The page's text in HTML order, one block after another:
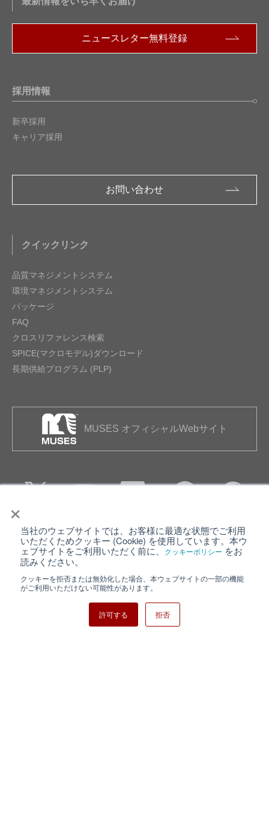
×
当社のウェブサイトでは、お客様に最適な状態でご利用
いただくためクッキー (Cookie) を使用しています。本ウ
ェブサイトをご利用いただく前に、
クッキーポリシー をお
読みください。
クッキーを拒否または無効化した場合、本ウェブサイトの一部の機能
がご利用いただけない可能性があります。
許可する 拒否
ニュースレター無料登録
採用情報
新卒採用
キャリア採用
お問い合わせ
クイックリンク
品質マネジメントシステム
環境マネジメントシステム
パッケージ
FAQ
クロスリファレンス検索
SPICE(マクロモデル)ダウンロード
長期供給プログラム (PLP)
MUSES オフィシャルWebサイト
個人情報保護について ウェブサイト利用規約
クッキーポリシー
日清紡ホールディングス
Copyright ⓒ Nisshinbo Micro Devices Inc. All Rights Reserved.